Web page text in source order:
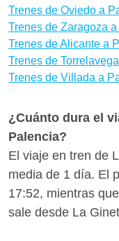
Trenes de Oviedo a
Trenes de Zaragoza
Trenes de Alicante a
Trenes de
Trenes de Villada a
¿Cuánto dura el
Palencia?
El viaje en tren de
media de 1 día. El
17:52, mientras
sale desde La